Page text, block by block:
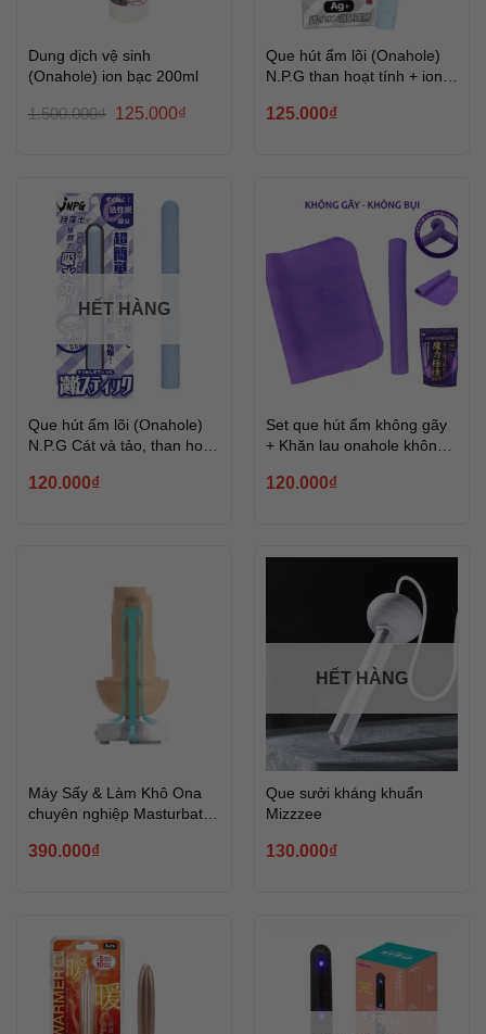
Dung dịch vệ sinh
(Onahole) ion bạc 200ml
1.500.000₫
Giá
125.000₫
Que hút ẩm lõi (Onahole)
N.P.G than hoạt tính + ion
125.000₫
HẾT HÀNG
Que hút ẩm lõi (Onahole)
N.P.G Cát và tảo, than hoạt
120.000₫
Set que hút ẩm không gãy
+ Khăn lau onahole không
120.000₫
Máy Sấy & Làm Khô Ona
chuyên nghiệp Masturbator
390.000₫
HẾT HÀNG
Que sưởi kháng khuẩn
Mizzzee
130.000₫